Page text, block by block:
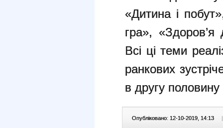
«Дитина і
гра»,
Всі ці теми
ранкових
в другу
Опубліковано: 12-10-2019, 14:13 |